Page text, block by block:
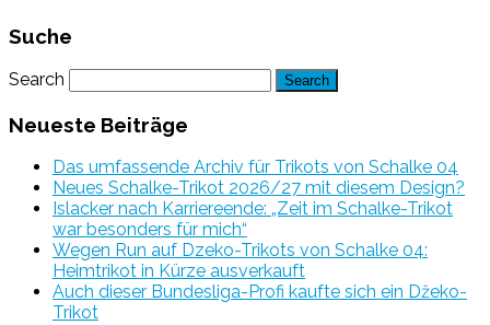
Suche
Search
Neueste Beiträge
Das umfassende Archiv für Trikots von Schalke 04
Neues Schalke-Trikot 2026/27 mit diesem Design?
Islacker nach Karriereende: „Zeit im Schalke-Trikot
war besonders für mich“
Wegen Run auf Dzeko-Trikots von Schalke 04:
Heimtrikot in Kürze ausverkauft
Auch dieser Bundesliga-Profi kaufte sich ein Džeko-
Trikot